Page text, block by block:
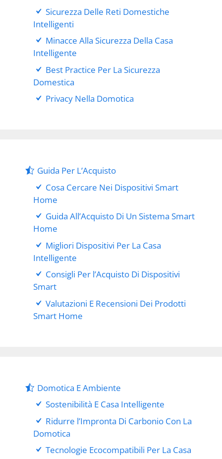
Sicurezza Delle Reti Domestiche
Intelligenti
Minacce Alla Sicurezza Della Casa
Intelligente
Best Practice Per La Sicurezza
Domestica
Privacy Nella Domotica
Guida Per L’Acquisto
Cosa Cercare Nei Dispositivi Smart
Home
Guida All’Acquisto Di Un Sistema Smart
Home
Migliori Dispositivi Per La Casa
Intelligente
Consigli Per l’Acquisto Di Dispositivi
Smart
Valutazioni E Recensioni Dei Prodotti
Smart Home
Domotica E Ambiente
Sostenibilità E Casa Intelligente
Ridurre l’Impronta Di Carbonio Con La
Domotica
Tecnologie Ecocompatibili Per La Casa